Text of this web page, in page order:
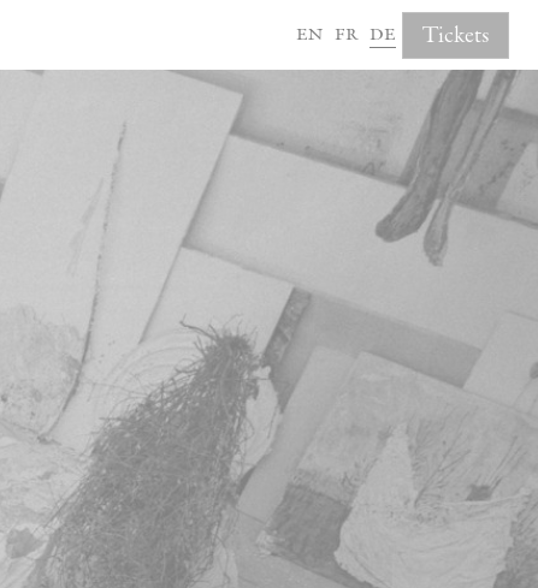
en fr de Tickets